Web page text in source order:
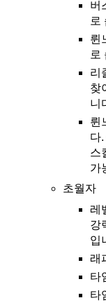
버
로
륀
로
리
찾
니
륀
다
스
가
초월자
레
강
입
래
타
타